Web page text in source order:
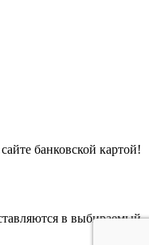
банковской картой!
в выбираемый